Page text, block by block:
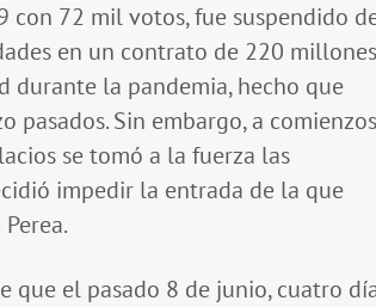
con 72 mil votos, fue suspendido
en un contrato de 220
durante la pandemia, hecho que
Sin embargo, a
se tomó a la fuerza las
impedir la entrada de la que
el pasado 8 de junio, cuatro